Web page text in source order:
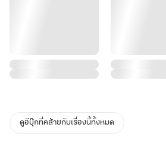
ดูอีบุ๊กที่คล้ายกับเรื่องนี้ทั้งหมด